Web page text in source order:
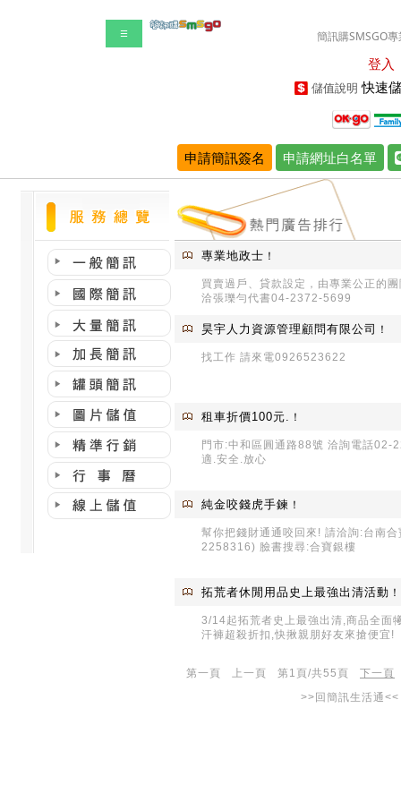
☰ 簡訊購SMSGO
登入
儲值說明 快速
申請簡訊簽名 申請網址白名單
專業地政士 ！
買賣過戶、貸款設定，由專業公正的
洽張瓅勻代書04-2372-5699
昊宇人力資源管理顧問有限公司 ！
找工作 請來電0926523622
租車折價100元. ！
門市:中和區圓通路88號 洽詢電話
適.安全.放心
純金咬錢虎手鍊 ！
幫你把錢財通通咬回來! 請洽詢:台南
2258316) 臉書搜尋:合寶銀樓
拓荒者休閒用品史上最強出清活動 ！
3/14起拓荒者史上最強出清,商品全面
汗褲超殺折扣,快揪親朋好友來搶便宜!
第一頁 上一頁 第1頁/共55頁 下一頁
>>回簡訊生活通<<